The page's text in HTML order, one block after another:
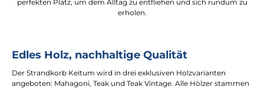
perfekten Platz, um dem Alltag zu entfliehen und sich rundum zu
erholen.
Edles Holz, nachhaltige Qualität
Der Strandkorb Keitum wird in drei exklusiven Holzvarianten
angeboten: Mahagoni, Teak und Teak Vintage. Alle Hölzer stammen